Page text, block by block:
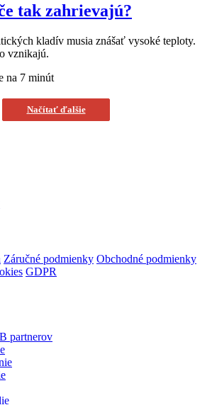
tak zahrievajú?
kladív musia znášať vysoké teploty.
vznikajú.
na 7 minút
Načítať ďalšie
Záručné podmienky Obchodné podmienky
GDPR
partnerov